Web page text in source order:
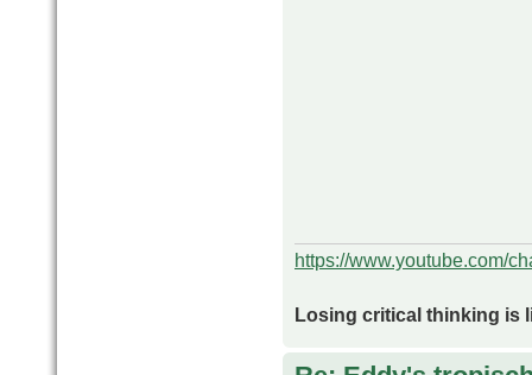
https://www.youtube.com/
Losing critical thinking is